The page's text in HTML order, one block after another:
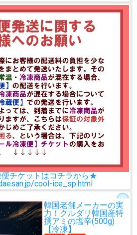
チケットはコチラから★
cool-ice_sp.html
韓国老舗メーカーの実
力！ クルダリ韓国産特
撰アミの塩辛(500g)
【冷凍】